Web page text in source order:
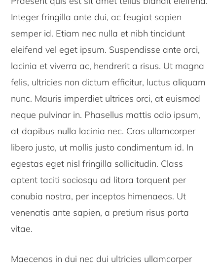
Integer fringilla ante dui, ac feugiat sapien
semper id. Etiam nec nulla et nibh tincidunt
eleifend vel eget ipsum. Suspendisse ante orci,
lacinia et viverra ac, hendrerit a risus. Ut magna
felis, ultricies non dictum efficitur, luctus aliquam
nunc. Mauris imperdiet ultrices orci, at euismod
neque pulvinar in. Phasellus mattis odio ipsum,
at dapibus nulla lacinia nec. Cras ullamcorper
libero justo, ut mollis justo condimentum id. In
egestas eget nisl fringilla sollicitudin. Class
aptent taciti sociosqu ad litora torquent per
conubia nostra, per inceptos himenaeos. Ut
venenatis ante sapien, a pretium risus porta
vitae.
Maecenas in dui nec dui ultricies ullamcorper